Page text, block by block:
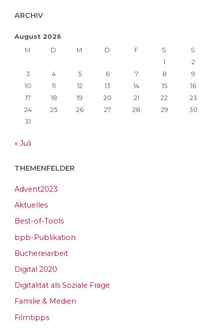
ARCHIV
August 2026
M
D M D F S
S
1
2
3
4 5 6 7 8
9
10
11 12 13 14 15
16
17
18 19 20 21 22
23
24
25 26 27 28 29
30
31
« Juli
THEMENFELDER
Advent2023
Aktuelles
Best-of-Tools
bpb-Publikation
Büchereiarbeit
Digital 2020
Digitalität als Soziale Frage
Familie & Medien
Filmtipps